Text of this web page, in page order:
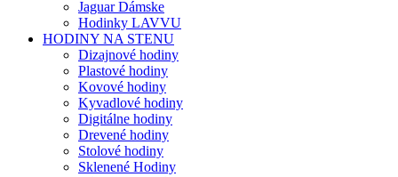
Jaguar Dámske
Hodinky LAVVU
HODINY NA STENU
Dizajnové hodiny
Plastové hodiny
Kovové hodiny
Kyvadlové hodiny
Digitálne hodiny
Drevené hodiny
Stolové hodiny
Sklenené Hodiny